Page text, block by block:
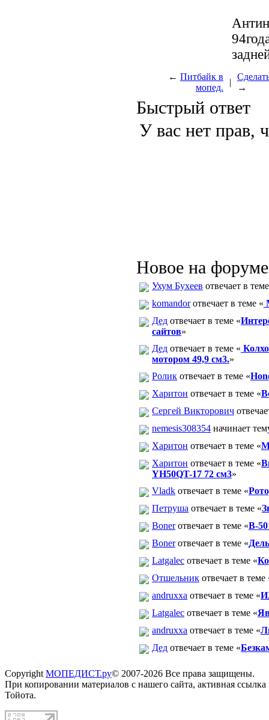
← Питбайк в
мопед.
|
→
Быстрый ответ
У вас нет прав,
Новое на форуме
Ухум Бухеев отвечает в
komandorотвечает в теме «
Дед отвечает в теме «
сайтов»
Дед отвечает в теме «
мотором 49,9 см3.»
Ролик отвечает в теме «
Харитон отвечает в теме «
Сергей Викторович
nemesis308354 начинает
Харитон отвечает в теме «
Харитон отвечает в теме «
YH50QT-17 72 см3»
Vladk отвечает в теме «
Петруша отвечает в теме «
Bonerотвечает в теме «В-
Bonerотвечает в теме «
Latgalec отвечает в теме «
Отшельник отвечает в теме
andruxxa отвечает в теме «
Latgalec отвечает в теме «
andruxxa отвечает в теме «
Дед отвечает в теме «
Copyright МОПЕДИСТ.ру© 2007-2026 Все права защищены.
При копировании материалов с нашего сайта, активная
Тойота.